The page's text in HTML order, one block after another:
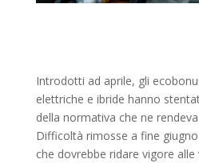
Introdotti ad aprile, gli
elettriche e ibride hanno
della normativa che ne
Difficoltà rimosse a fine
che dovrebbe ridare vigore alle